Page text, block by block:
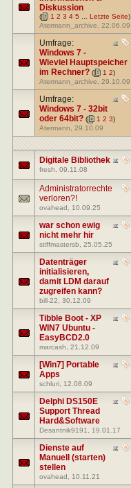
Diskussion
( 1 2 3 4 5 Letzte Seite)
Atermann_archive , 22.06.09
Umfrage:
Windows 7 -
Wieviel Hauptspeicher
im Rechner? ( 1 2)
Atermann_archive , 29.10.09
Umfrage:
Windows 7 - 32bit
oder 64bit? ( 1 2 3)
Atermann , 29.10.09
Digitale Bibliothek
fresh , 09.11.08
Administratorrechte
verloren?!
ovahead , 10.09.25
war schon ewig
nicht mehr hir
stiffmastersb , 25.05.25
Datenträger
initialisieren,
damit LDM darauf
zugreifen kann?
bill-22 , 30.12.09
Tibble Boot - XP
WIN7 Ubuntu -
EasyBCD2.0
marcash , 21.12.09
[Win7] Portable
Apps
schluri , 12.08.09
Delphi DS150E
Support Thread
Hard&Software
Desantnik9191 , 19.01.17
Dienste auf
Manuell (starten)
stellen
ovahead , 10.11.21